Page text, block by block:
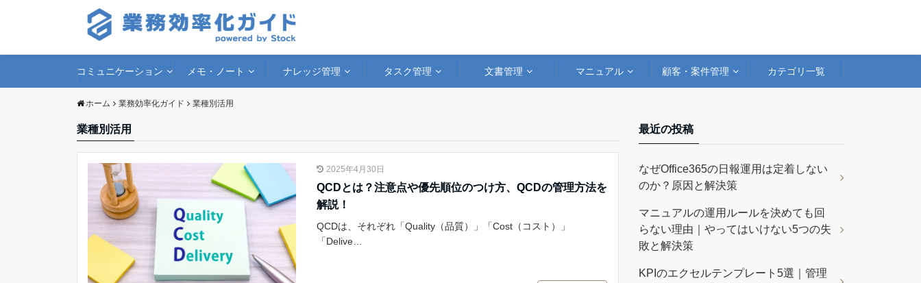
コミュニケーション メモ・ノート ナレッジ管理 タスク管理 文書管理 マニュアル 顧客・案件管理 カテゴリ一覧
ホーム 業務効率化ガイド 業種別活用
業種別活用
2025年4月30日
QCDとは？注意点や優先順位のつけ方、QCDの管理方法を
解説！
QCDは、それぞれ「Quality（品質）」「Cost（コスト）」
「Delive…
最近の投稿
なぜOffice365の日報運用は定着しない
のか？原因と解決策
マニュアルの運用ルールを決めても回
らない理由｜やってはいけない5つの失
敗と解決策
KPIのエクセルテンプレート5選｜管理